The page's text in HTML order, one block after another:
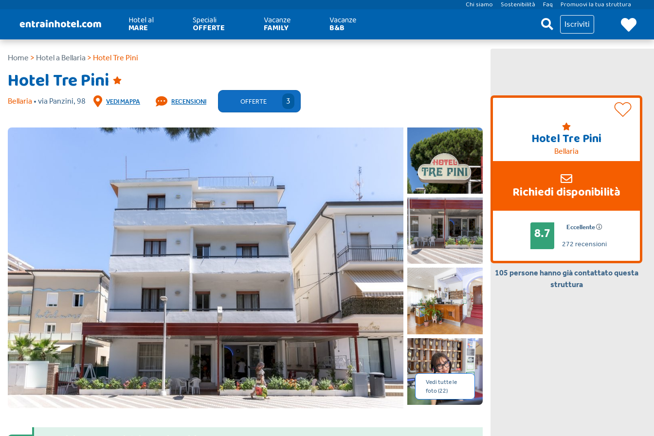
Chi siamo Sostenibilità Faq Promuovi la tua struttura
Hotel al
MARE
Speciali
OFFERTE
Vacanze
FAMILY
Vacanze
B&B Iscriviti
Home > Hotel a Bellaria > Hotel Tre Pini
Hotel Tre Pini
Bellaria • via Panzini, 98 VEDI MAPPA RECENSIONI OFFERTE 3
Vedi tutte le
foto (22)
Hotel Tre Pini
Bellaria
Richiedi disponibilità
8.7 Eccellente
272 recensioni
105 persone hanno già contattato questa
struttura